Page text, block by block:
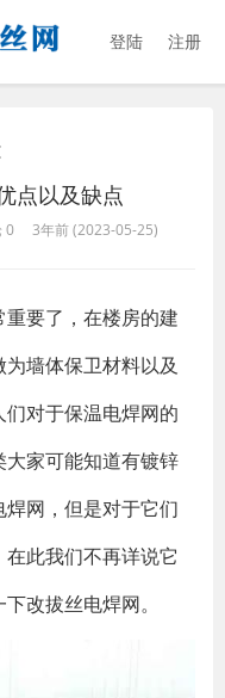
登陆 注册
点以及缺点
0 3年前 (2023-05-25)
要了，在楼房的建
墙体保卫材料以及
对于保温电焊网的
家可能知道有镀锌
网，但是对于它们
此我们不再详说它
改拔丝电焊网。